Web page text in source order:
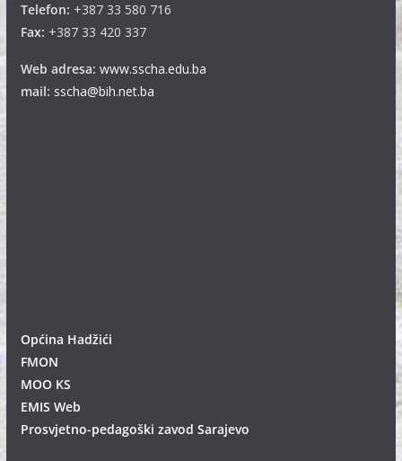
Telefon: +387 33 580 716
Fax: +387 33 420 337
Web adresa: www.sscha.edu.ba
mail: sscha@bih.net.ba
Općina Hadžići
FMON
MOO KS
EMIS Web
Prosvjetno-pedagoški zavod Sarajevo